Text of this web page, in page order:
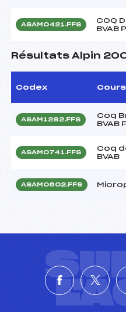
ASAM0421.FFS
COQ
BVAB
Résultats Alpin
Codex
ASAM1282.FFS
Coq
BVAB
ASAM0741.FFS
Coq
BVAB
ASAM0602.FFS